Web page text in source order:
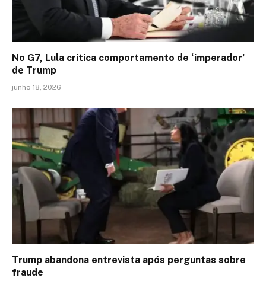
No G7, Lula critica comportamento de ‘imperador’
de Trump
junho 18, 2026
Trump abandona entrevista após perguntas sobre
fraude